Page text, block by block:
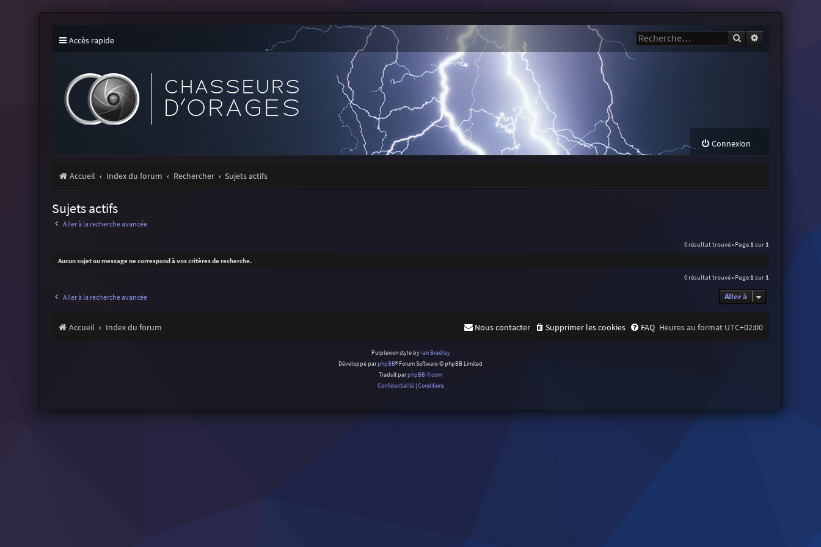
Accès rapide Rechercher
Connexion
Accueil Index du forum Rechercher Sujets actifs
Sujets actifs
Aller à la recherche avancée
0 résultat trouvé • Page 1 sur 1
Aucun sujet ou message ne correspond à vos critères de recherche.
0 résultat trouvé • Page 1 sur 1
Aller à la recherche avancée Aller à
Accueil Index du forum Heures au format UTC+02:00
FAQ
Supprimer les cookies
Nous contacter
Purplexion style by Ian Bradley
Développé parphpBB® Forum Software © phpBB Limited
Traduit parphpBB-fr.com
Confidentialité|Conditions